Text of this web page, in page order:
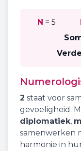
N = 5
2 staat voor
gevoeligheid .
diplomatiek,
samenwerken
harmonie in